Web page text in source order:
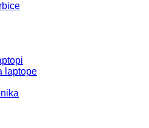
laptope